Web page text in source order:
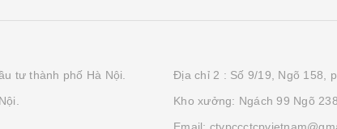
tư thành phố Hà Nội.
Địa chỉ 2 : Số 9/19, Ngõ 158,
Kho xưởng: Ngách 99 Ngõ